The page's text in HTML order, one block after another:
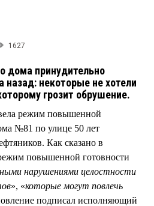
1627
дома принудительно
назад: некоторые не хотели
грозит обрушение.
режим повышенной
№81 по улице 50 лет
Как сказано в
повышенной готовности
нарушениями целостности
», «которые могут повлечь
подписал исполняющий